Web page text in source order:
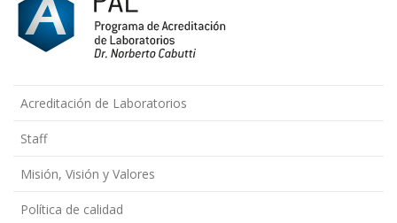
Acreditación de Laboratorios
Staff
Misión, Visión y Valores
Política de calidad